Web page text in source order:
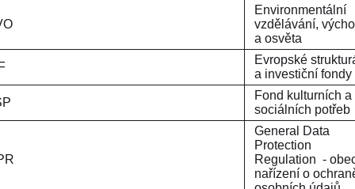
Environmentální
vzdělávání,
a osvěta
Evropské
a investiční fondy
Fond kulturních a
sociálních potřeb
General Data
Protection
Regulation -
nařízení o